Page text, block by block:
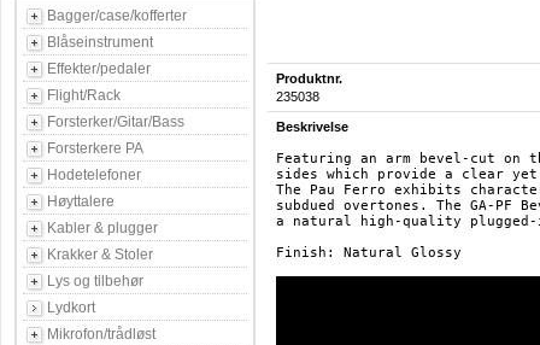
Bagger/case/kofferter
Blåseinstrument
Effekter/pedaler
Flight/Rack
Forsterker/Gitar/Bass
Forsterkere PA
Hodetelefoner
Høyttalere
Kabler & plugger
Krakker & Stoler
Lys og tilbehør
Lydkort
Mikrofon/trådløst
Produktnr.
235038
Beskrivelse
Featuring an arm bevel-cut on
sides which provide a clear
The Pau Ferro exhibits
subdued overtones. The GA-PF
a natural high-quality
Finish: Natural Glossy